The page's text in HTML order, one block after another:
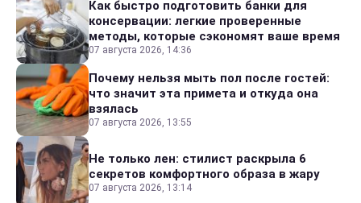
Как быстро подготовить банки для
консервации: легкие проверенные
методы, которые сэкономят ваше время
07 августа 2026, 14:36
Почему нельзя мыть пол после гостей:
что значит эта примета и откуда она
взялась
07 августа 2026, 13:55
Не только лен: стилист раскрыла 6
секретов комфортного образа в жару
07 августа 2026, 13:14